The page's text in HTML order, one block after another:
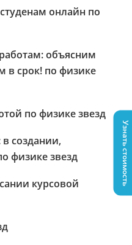
онлайн по
объясним
срок! по физике
по физике звезд
создании,
физике звезд
курсовой
Узнать стоимость